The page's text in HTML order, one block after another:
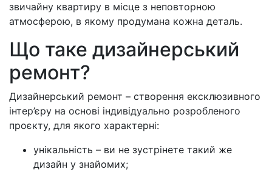
звичайну квартиру в місце з неповторною
атмосферою, в якому продумана кожна деталь.
Що таке дизайнерський
ремонт?
Дизайнерський ремонт – створення ексклюзивного
інтер’єру на основі індивідуально розробленого
проєкту, для якого характерні:
унікальність – ви не зустрінете такий же
дизайн у знайомих;